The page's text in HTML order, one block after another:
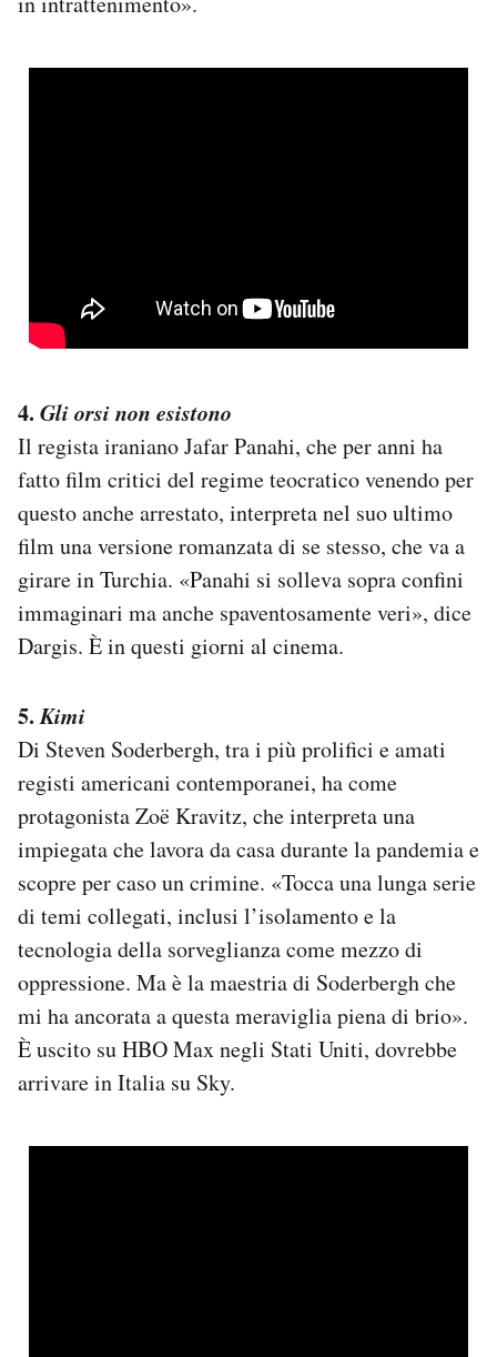
4. Gli orsi non esistono
Il regista iraniano Jafar Panahi, che per anni ha
fatto film critici del regime teocratico venendo per
questo anche arrestato, interpreta nel suo ultimo
film una versione romanzata di se stesso, che va a
girare in Turchia. «Panahi si solleva sopra confini
immaginari ma anche spaventosamente veri», dice
Dargis. È in questi giorni al cinema.
5.Kimi
Di Steven Soderbergh, tra i più prolifici e amati
registi americani contemporanei, ha come
protagonista Zoë Kravitz, che interpreta una
impiegata che lavora da casa durante la pandemia e
scopre per caso un crimine. «Tocca una lunga serie
di temi collegati, inclusi l’isolamento e la
tecnologia della sorveglianza come mezzo di
oppressione. Ma è la maestria di Soderbergh che
mi ha ancorata a questa meraviglia piena di brio».
È uscito su HBO Max negli Stati Uniti, dovrebbe
arrivare in Italia su Sky.